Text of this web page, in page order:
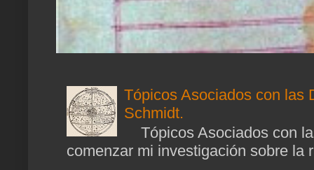
Tópicos Asociados con las
Schmidt.
Tópicos Asociados con
comenzar mi investigación sobre la